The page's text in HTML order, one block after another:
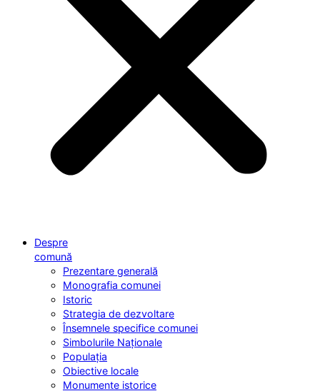
Despre
comună
Prezentare generală
Monografia comunei
Istoric
Strategia de dezvoltare
Însemnele specifice comunei
Simbolurile Naționale
Populația
Obiective locale
Monumente istorice